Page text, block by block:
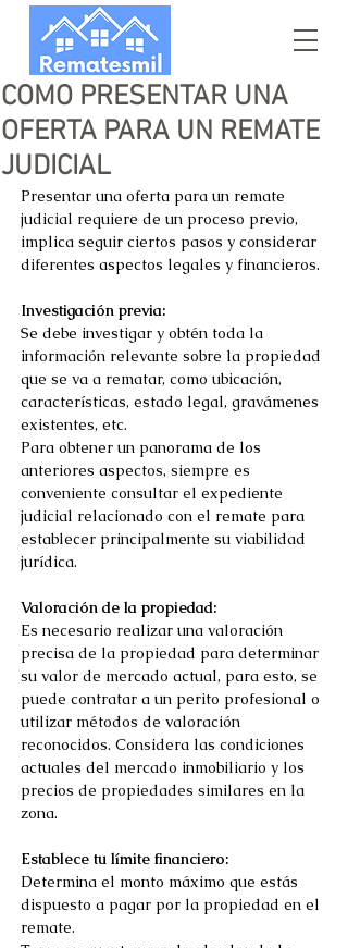
COMO PRESENTAR UNA
OFERTA PARA UN REMATE
JUDICIAL
Presentar una oferta para un remate
judicial requiere de un proceso previo,
implica seguir ciertos pasos y considerar
diferentes aspectos legales y financieros.
Investigación previa:
Se debe investigar y obtén toda la
información relevante sobre la propiedad
que se va a rematar, como ubicación,
características, estado legal, gravámenes
existentes, etc.
Para obtener un panorama de los
anteriores aspectos, siempre es
conveniente consultar el expediente
judicial relacionado con el remate para
establecer principalmente su viabilidad
jurídica.
Valoración de la propiedad:
Es necesario realizar una valoración
precisa de la propiedad para determinar
su valor de mercado actual, para esto, se
puede contratar a un perito profesional o
utilizar métodos de valoración
reconocidos. Considera las condiciones
actuales del mercado inmobiliario y los
precios de propiedades similares en la
zona.
Establece tu límite financiero:
Determina el monto máximo que estás
dispuesto a pagar por la propiedad en el
remate.